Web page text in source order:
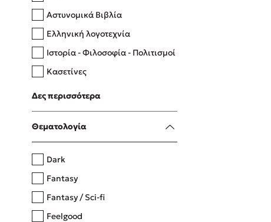
Δανάη Δεληγεώργη
Πάνω, κάτω, μπροστά, πίσω
Η μέθοδος Αφήστε τους
Αστυνομικά Βιβλία
Ελληνική λογοτεχνία
Ιστορία - Φιλοσοφία - Πολιτισμοί
Κασετίνες
Λευκώματα - Έγχρωμοι οδηγοί
Μαγειρική
Δες περισσότερα
Θεματολογία
Dark
Fantasy
Fantasy / Sci-fi
Feelgood